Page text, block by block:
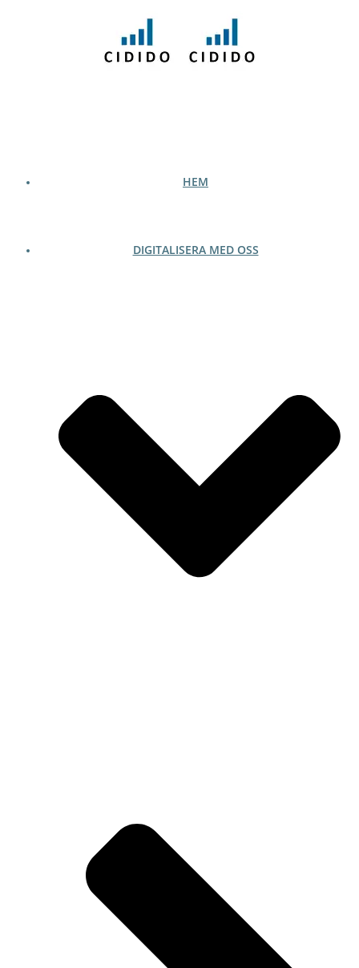
HEM
DIGITALISERA MED OSS